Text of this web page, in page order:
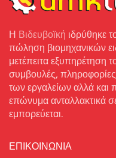
Η Βιδευβοϊκή ιδρύθηκε
πώληση βιομηχανικών
μετέπειτα εξυπηρέτηση
συμβουλές, πληροφορίες
των εργαλείων αλλά και
επώνυμα ανταλλακτικά
εμπορεύεται.
ΕΠΙΚΟΙΝΩΝΙΑ